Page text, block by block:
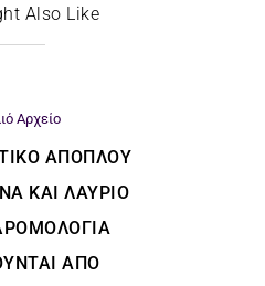
Also Like
Αρχείο
ΑΠΌΠΛΟΥ
ΚΑΙ ΛΑΎΡΙΟ
ΑΠΌ